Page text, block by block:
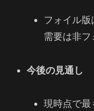
フォイル版
需要は非フ
今後の見通し
現時点で最